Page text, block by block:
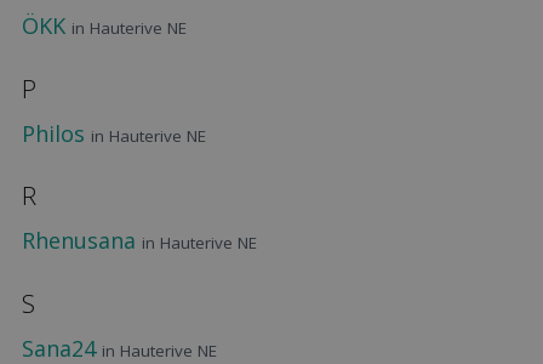
ÖKK in Hauterive NE
P
Philos in Hauterive NE
R
Rhenusana in Hauterive NE
S
Sana24 in Hauterive NE